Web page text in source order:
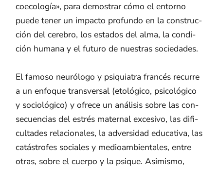
coe­co­lo­gía», para de­mos­trar cómo el en­torno
puede tener un im­pac­to pro­fun­do en la cons­truc­
ción del ce­re­bro, los es­ta­dos del alma, la con­di­
ción hu­ma­na y el fu­tu­ro de nues­tras so­cie­da­des.
El fa­mo­so neu­ró­lo­go y psi­quia­tra fran­cés re­cu­rre
a un en­fo­que trans­ver­sal (eto­ló­gi­co, psi­co­ló­gi­co
y so­cio­ló­gi­co) y ofre­ce un aná­li­sis sobre las con­
se­cuen­cias del es­trés ma­ter­nal ex­ce­si­vo, las di­fi­
cul­ta­des re­la­cio­na­les, la ad­ver­si­dad edu­ca­ti­va, las
ca­tás­tro­fes so­cia­les y me­dioam­bien­ta­les, entre
otras, sobre el cuer­po y la psi­que. Asi­mis­mo,